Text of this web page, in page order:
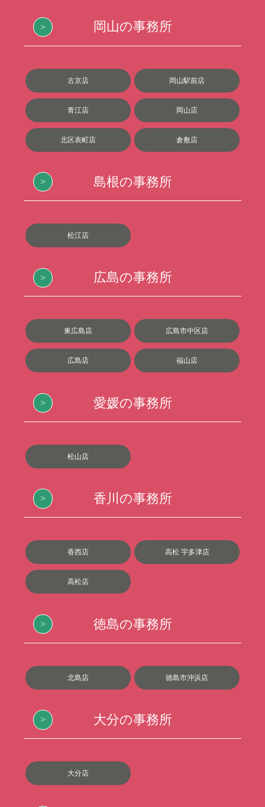
岡山の事務所
古京店 岡山駅前店
青江店 岡山店
北区表町店 倉敷店
島根の事務所
松江店
広島の事務所
東広島店 広島市中区店
広島店 福山店
愛媛の事務所
松山店
香川の事務所
香西店 高松 宇多津店
高松店
徳島の事務所
北島店 徳島市沖浜店
大分の事務所
大分店